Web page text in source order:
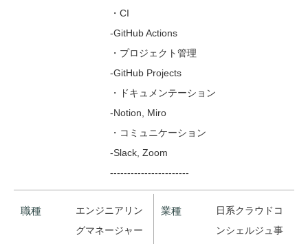
・CI
-GitHub Actions
・プロジェクト管理
-GitHub Projects
・ドキュメンテーション
-Notion, Miro
・コミュニケーション
-Slack, Zoom
-----------------------
職種
エンジニアリン
グマネージャー
業種
日系クラウドコ
ンシェルジュ事